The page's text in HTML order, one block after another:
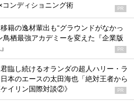
コンディショニング術 PR
移籍の逸材輩出も“グラウンドがなかっ
栖最強アカデミーを変えた『企業版
PR
臨し続けるオランダの超人ハリー・ラ
本のエースの太田海也「絶対王者から
イリン国際対談②》
PR